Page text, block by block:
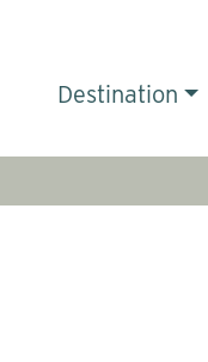
Destination